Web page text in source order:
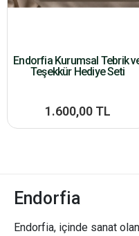
Endorfia Kurumsal Tebrik
Teşekkür Hediye Seti
1.600,00 TL
Endorfia
Endorfia, içinde sanat